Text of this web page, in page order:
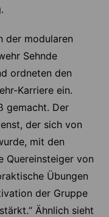
der modularen
Sehnde
ordneten den
Karriere ein.
gemacht. Der
der sich von
mit den
Quereinsteiger von
Übungen
der Gruppe
Ähnlich sieht